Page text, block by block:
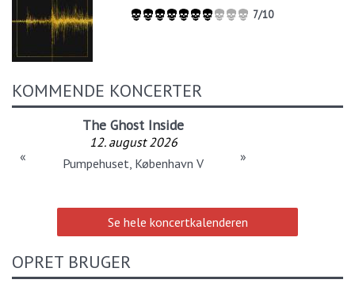
7/10
KOMMENDE KONCERTER
The Ghost Inside
12. august 2026
Pumpehuset, København V
« »
Se hele koncertkalenderen
OPRET BRUGER